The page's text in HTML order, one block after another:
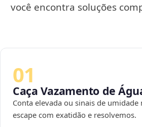
você encontra soluções
01
Caça Vazamento de
Conta elevada ou sinais de umidade
escape com exatidão e resolvemos.